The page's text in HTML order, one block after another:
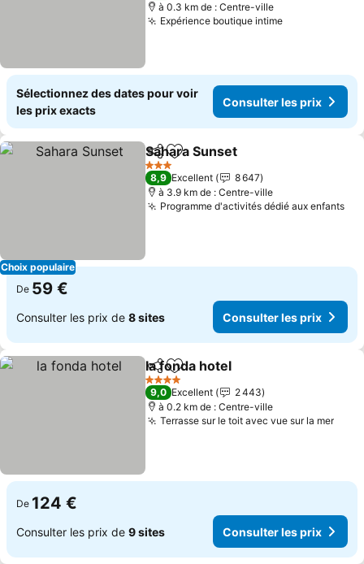
à 0.3 km de : Centre-ville
Expérience boutique intime
Sélectionnez des dates pour voir
les prix exacts
Consulter les prix
Choix populaire
PartagerAjouter à mes favoris
Sahara Sunset
3 Étoiles
8,9 Excellent
8 647
à 3.9 km de : Centre-ville
Programme d'activités dédié aux enfants
De 59 €
Consulter les prix de 8 sites Consulter les prix
PartagerAjouter à mes favoris
la fonda hotel
4 Étoiles
9,0 Excellent
2 443
à 0.2 km de : Centre-ville
Terrasse sur le toit avec vue sur la mer
De 124 €
Consulter les prix de 9 sites Consulter les prix